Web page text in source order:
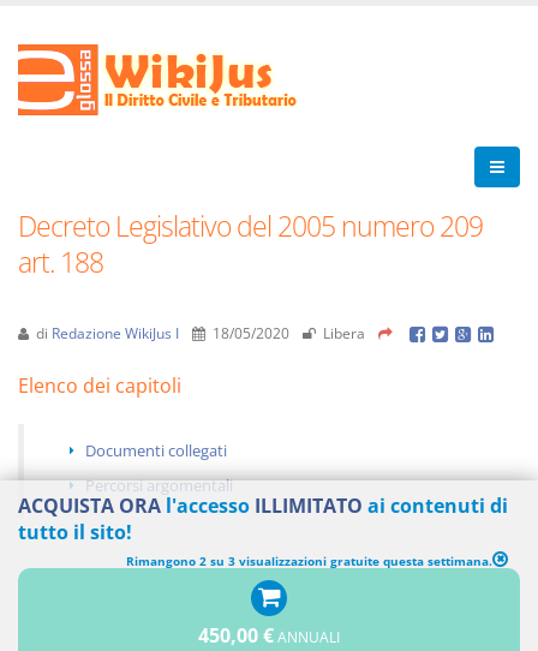
Decreto Legislativo del 2005 numero 209
art. 188
di Redazione WikiJus I 18/05/2020 Libera
Elenco dei capitoli
Documenti collegati
Percorsi argomentali
TITOLO XIV Vigilanza sulle imprese e sugli intermediari - CAPO I
Disposizioni generali - (POTERI DI INTERVENTO)
ACQUISTA ORA l'accesso ILLIMITATO ai contenuti di
tutto il sito!
Rimangono 2 su 3 visualizzazioni gratuite questa settimana.
450,00 €ANNUALI